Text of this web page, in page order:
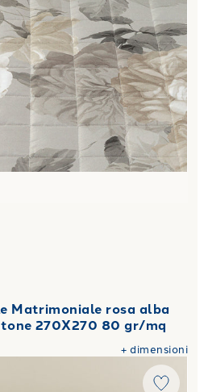
Matrimoniale rosa alba
270X270 80 gr/mq
+dimensioni
Matrimoniale bella rosa